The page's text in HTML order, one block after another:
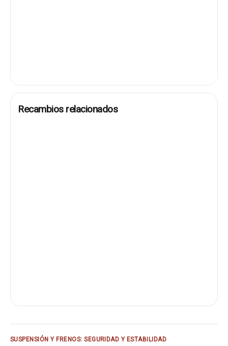
Recambios relacionados
SUSPENSIÓN Y FRENOS: SEGURIDAD Y ESTABILIDAD